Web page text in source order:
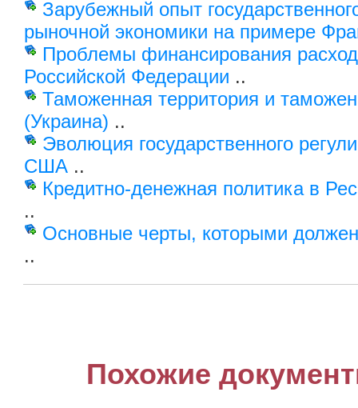
Зарубежный опыт
рыночной экономики на примере
Проблемы финансирования
Российской Федерации ..
Таможенная территория и
(Украина) ..
Эволюция государственного
США ..
Кредитно-денежная политика в
..
Основные черты, которыми
..
Похожие